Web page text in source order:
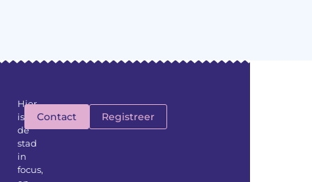
Hier
is
de
stad
in
focus,
Contact Registreer